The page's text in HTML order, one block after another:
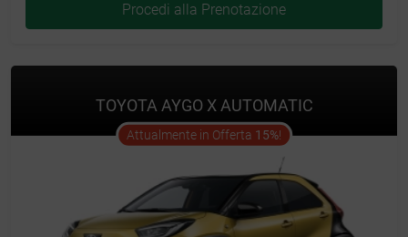
Procedi alla Prenotazione
TOYOTA AYGO X AUTOMATIC
Attualmente in Offerta 15%! offer